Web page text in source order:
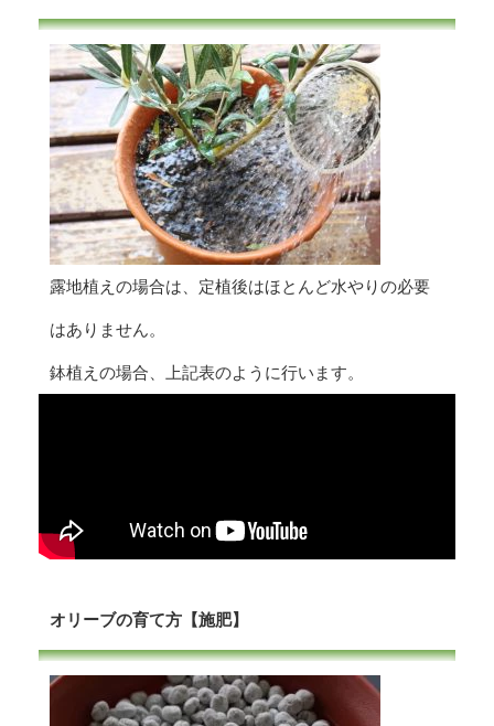
露地植えの場合は、定植後はほとんど水やりの必要
はありません。
鉢植えの場合、上記表のように行います。
オリーブの育て方【施肥】